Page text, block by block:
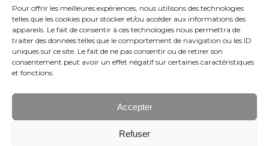
Pour offrir les meilleures expériences, nous utilisons des technologies
telles que les cookies pour stocker et/ou accéder aux informations des
appareils. Le fait de consentir à ces technologies nous permettra de
traiter des données telles que le comportement de navigation ou les ID
uniques sur ce site. Le fait de ne pas consentir ou de retirer son
consentement peut avoir un effet négatif sur certaines caractéristiques
et fonctions.
Accepter
Refuser
Horaires :sur rendez-vous.